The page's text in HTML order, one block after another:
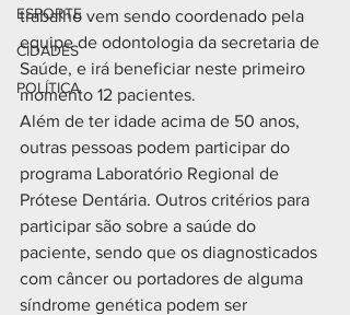
ESPORTE
CIDADES
POLÍTICA
trabalho vem sendo coordenado pela
equipe de odontologia da secretaria de
Saúde, e irá beneficiar neste primeiro
momento 12 pacientes.
Além de ter idade acima de 50 anos,
outras pessoas podem participar do
programa Laboratório Regional de
Prótese Dentária. Outros critérios para
participar são sobre a saúde do
paciente, sendo que os diagnosticados
com câncer ou portadores de alguma
síndrome genética podem ser